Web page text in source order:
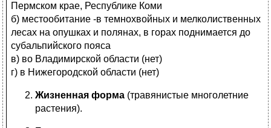
Пермском крае, Республике Коми
б) местообитание -в темнохвойных и мелколиственных
лесах на опушках и полянах, в горах поднимается до
субальпийского пояса
в) во Владимирской области (нет)
г) в Нижегородской области (нет)
Жизненная форма (травянистые многолетние
растения).